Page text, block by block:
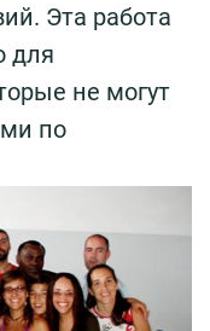
Эта работа
для
не могут
по